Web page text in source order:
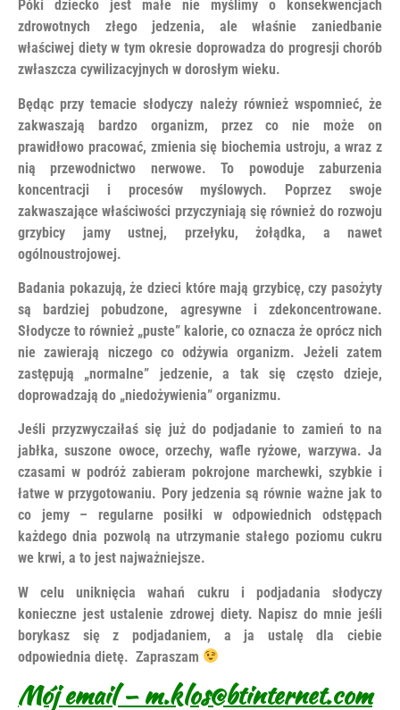
Póki dziecko jest małe nie myślimy o konsekwencjach
zdrowotnych złego jedzenia, ale właśnie zaniedbanie
właściwej diety w tym okresie doprowadza do progresji chorób
zwłaszcza cywilizacyjnych w dorosłym wieku.
Będąc przy temacie słodyczy należy również wspomnieć, że
zakwaszają bardzo organizm, przez co nie może on
prawidłowo pracować, zmienia się biochemia ustroju, a wraz z
nią przewodnictwo nerwowe. To powoduje zaburzenia
koncentracji i procesów myślowych. Poprzez swoje
zakwaszające właściwości przyczyniają się również do rozwoju
grzybicy jamy ustnej, przełyku, żołądka, a nawet
ogólnoustrojowej.
Badania pokazują, że dzieci które mają grzybicę, czy pasożyty
są bardziej pobudzone, agresywne i zdekoncentrowane.
Słodycze to również „puste” kalorie, co oznacza że oprócz nich
nie zawierają niczego co odżywia organizm. Jeżeli zatem
zastępują „normalne” jedzenie, a tak się często dzieje,
doprowadzają do „niedożywienia” organizmu.
Jeśli przyzwyczaiłaś się już do podjadanie to zamień to na
jabłka, suszone owoce, orzechy, wafle ryżowe, warzywa. Ja
czasami w podróż zabieram pokrojone marchewki, szybkie i
łatwe w przygotowaniu. Pory jedzenia są równie ważne jak to
co jemy – regularne posiłki w odpowiednich odstępach
każdego dnia pozwolą na utrzymanie stałego poziomu cukru
we krwi, a to jest najważniejsze.
W celu uniknięcia wahań cukru i podjadania słodyczy
konieczne jest ustalenie zdrowej diety. Napisz do mnie jeśli
borykasz się z podjadaniem, a ja ustalę dla ciebie
odpowiednia dietę. Zapraszam
Mój email – m.klos@btinternet.com